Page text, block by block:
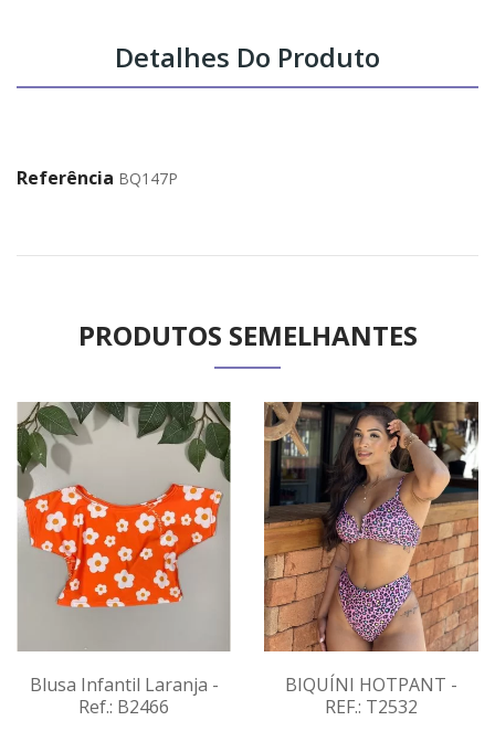
Detalhes Do Produto
Referência BQ147P
PRODUTOS SEMELHANTES
Blusa Infantil Laranja -
Ref.: B2466
BIQUÍNI HOTPANT -
REF.: T2532